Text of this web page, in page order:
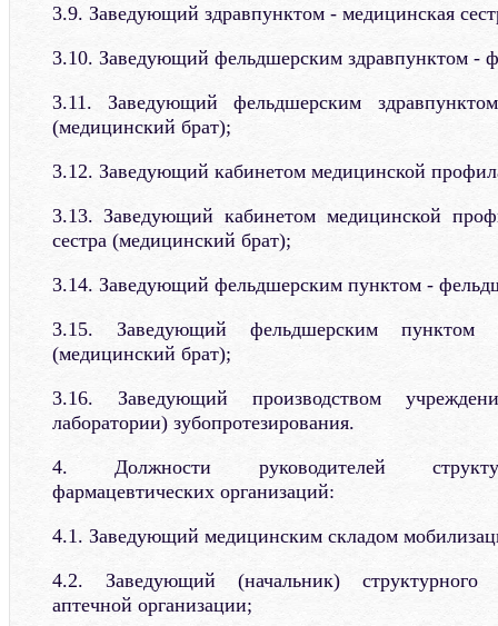
3.9. Заведующий здравпунктом - медицинская
3.10. Заведующий фельдшерским здравпунктом -
3.11. Заведующий фельдшерским
(медицинский брат);
3.12. Заведующий кабинетом медицинской
3.13. Заведующий кабинетом медицинской
сестра (медицинский брат);
3.14. Заведующий фельдшерским пунктом -
3.15. Заведующий фельдшерским пунктом
(медицинский брат);
3.16. Заведующий производством
лаборатории) зубопротезирования.
4. Должности руководителей
фармацевтических организаций:
4.1. Заведующий медицинским складом
4.2. Заведующий (начальник) структурного
аптечной организации;